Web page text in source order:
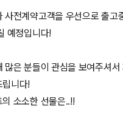
사전계약고객을 우선으로 출
예정입니다!
많은 분들이 관심을 보여주셔
니다!
소소한 선물은..!!